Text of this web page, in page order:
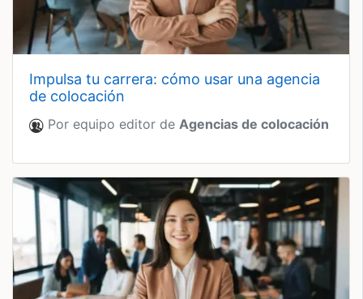
impulsa tu carrera: cómo usar una agencia
de colocación
Por equipo editor de Agencias de colocación